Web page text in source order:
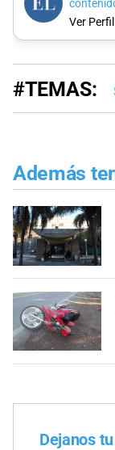
Ver Perfil
#TEMAS:
Además
Dejanos